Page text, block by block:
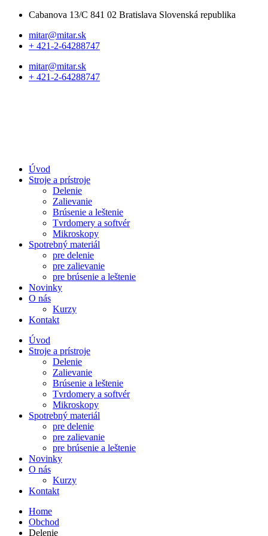
Cabanova 13/C 841 02 Bratislava Slovenská republika
mitar@mitar.sk
+ 421-2-64288747
mitar@mitar.sk
+ 421-2-64288747
Úvod
Stroje a prístroje
Delenie
Zalievanie
Brúsenie a leštenie
Tvrdomery a softvér
Mikroskopy
Spotrebný materiál
pre delenie
pre zalievanie
pre brúsenie a leštenie
Novinky
O nás
Kurzy
Kontakt
Úvod
Stroje a prístroje
Delenie
Zalievanie
Brúsenie a leštenie
Tvrdomery a softvér
Mikroskopy
Spotrebný materiál
pre delenie
pre zalievanie
pre brúsenie a leštenie
Novinky
O nás
Kurzy
Kontakt
Home
Obchod
Delenie